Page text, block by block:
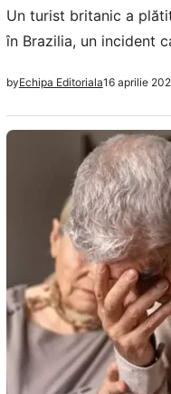
Un turist britanic a
în Brazilia, un incident
byEchipa Editoriala16 aprilie